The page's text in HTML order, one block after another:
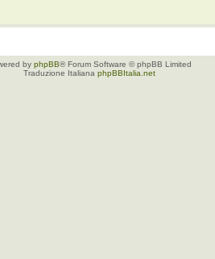
by phpBB® Forum Software © phpBB Limited
Traduzione Italiana phpBBItalia.net